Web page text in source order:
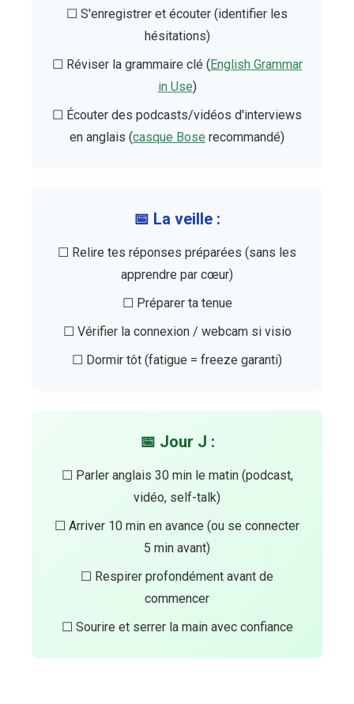
☐ S'enregistrer et écouter (identifier les
hésitations)
☐ Réviser la grammaire clé (English Grammar
in Use)
☐ Écouter des podcasts/vidéos d'interviews
en anglais (casque Bose recommandé)
📅 La veille :
☐ Relire tes réponses préparées (sans les
apprendre par cœur)
☐ Préparer ta tenue
☐ Vérifier la connexion / webcam si visio
☐ Dormir tôt (fatigue = freeze garanti)
📅 Jour J :
☐ Parler anglais 30 min le matin (podcast,
vidéo, self-talk)
☐ Arriver 10 min en avance (ou se connecter
5 min avant)
☐ Respirer profondément avant de
commencer
☐ Sourire et serrer la main avec confiance